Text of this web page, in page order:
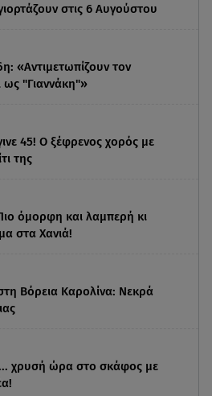
στις 6 Αυγούστου
«Αντιμετωπίζουν τον
ως "Γιαννάκη"»
45! Ο ξέφρενος χορός με
της
όμορφη και λαμπερή κι
στα Χανιά!
Βόρεια Καρολίνα: Νεκρά
χρυσή ώρα στο σκάφος με